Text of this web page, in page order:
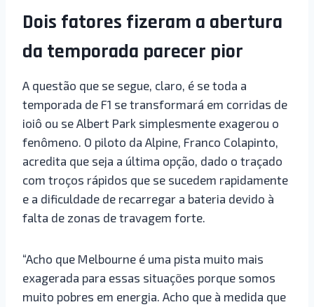
Dois fatores fizeram a abertura
da temporada parecer pior
A questão que se segue, claro, é se toda a
temporada de F1 se transformará em corridas de
ioiô ou se Albert Park simplesmente exagerou o
fenômeno. O piloto da Alpine, Franco Colapinto,
acredita que seja a última opção, dado o traçado
com troços rápidos que se sucedem rapidamente
e a dificuldade de recarregar a bateria devido à
falta de zonas de travagem forte.
“Acho que Melbourne é uma pista muito mais
exagerada para essas situações porque somos
muito pobres em energia. Acho que à medida que